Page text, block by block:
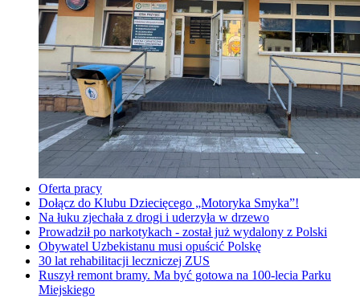
Oferta pracy
Dołącz do Klubu Dziecięcego „Motoryka Smyka”!
Na łuku zjechała z drogi i uderzyła w drzewo
Prowadził po narkotykach - został już wydalony z Polski
Obywatel Uzbekistanu musi opuścić Polskę
30 lat rehabilitacji leczniczej ZUS
Ruszył remont bramy. Ma być gotowa na 100-lecia Parku
Miejskiego